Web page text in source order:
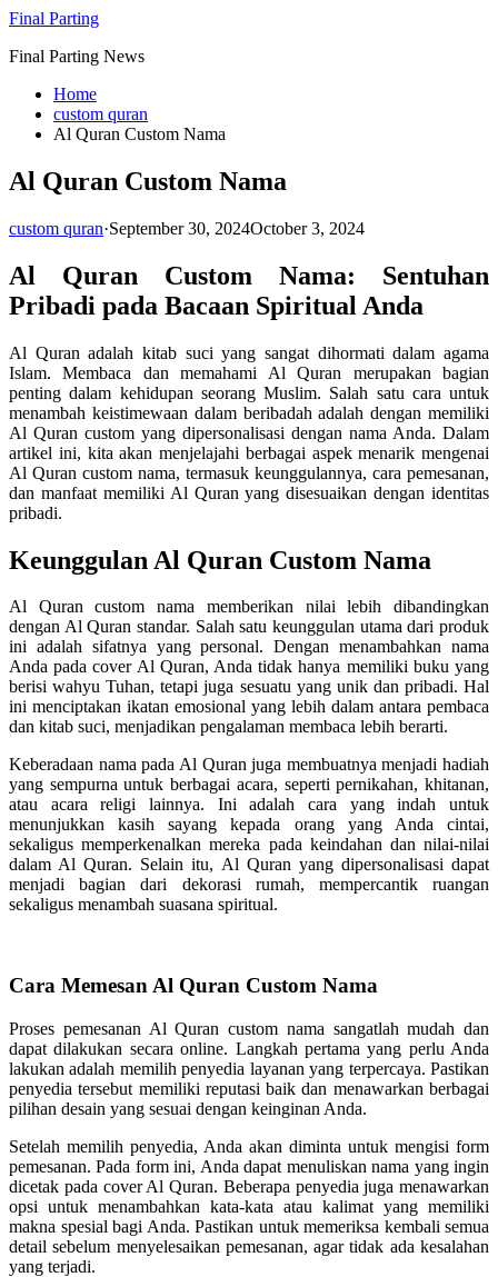
Skip
content
Final Parting
Final Parting News
Home
custom quran
Al Quran Custom Nama
Al Quran Custom Nama
custom quran·September 30, 2024October 3, 2024
Al Quran Custom Nama: Sentuhan
Pribadi pada Bacaan Spiritual Anda
Al Quran adalah kitab suci yang sangat dihormati dalam agama
Islam. Membaca dan memahami Al Quran merupakan bagian
penting dalam kehidupan seorang Muslim. Salah satu cara untuk
menambah keistimewaan dalam beribadah adalah dengan memiliki
Al Quran custom yang dipersonalisasi dengan nama Anda. Dalam
artikel ini, kita akan menjelajahi berbagai aspek menarik mengenai
Al Quran custom nama, termasuk keunggulannya, cara pemesanan,
dan manfaat memiliki Al Quran yang disesuaikan dengan identitas
pribadi.
Keunggulan Al Quran Custom Nama
Al Quran custom nama memberikan nilai lebih dibandingkan
dengan Al Quran standar. Salah satu keunggulan utama dari produk
ini adalah sifatnya yang personal. Dengan menambahkan nama
Anda pada cover Al Quran, Anda tidak hanya memiliki buku yang
berisi wahyu Tuhan, tetapi juga sesuatu yang unik dan pribadi. Hal
ini menciptakan ikatan emosional yang lebih dalam antara pembaca
dan kitab suci, menjadikan pengalaman membaca lebih berarti.
Keberadaan nama pada Al Quran juga membuatnya menjadi hadiah
yang sempurna untuk berbagai acara, seperti pernikahan, khitanan,
atau acara religi lainnya. Ini adalah cara yang indah untuk
menunjukkan kasih sayang kepada orang yang Anda cintai,
sekaligus memperkenalkan mereka pada keindahan dan nilai-nilai
dalam Al Quran. Selain itu, Al Quran yang dipersonalisasi dapat
menjadi bagian dari dekorasi rumah, mempercantik ruangan
sekaligus menambah suasana spiritual.
Cara Memesan Al Quran Custom Nama
Proses pemesanan Al Quran custom nama sangatlah mudah dan
dapat dilakukan secara online. Langkah pertama yang perlu Anda
lakukan adalah memilih penyedia layanan yang terpercaya. Pastikan
penyedia tersebut memiliki reputasi baik dan menawarkan berbagai
pilihan desain yang sesuai dengan keinginan Anda.
Setelah memilih penyedia, Anda akan diminta untuk mengisi form
pemesanan. Pada form ini, Anda dapat menuliskan nama yang ingin
dicetak pada cover Al Quran. Beberapa penyedia juga menawarkan
opsi untuk menambahkan kata-kata atau kalimat yang memiliki
makna spesial bagi Anda. Pastikan untuk memeriksa kembali semua
detail sebelum menyelesaikan pemesanan, agar tidak ada kesalahan
yang terjadi.